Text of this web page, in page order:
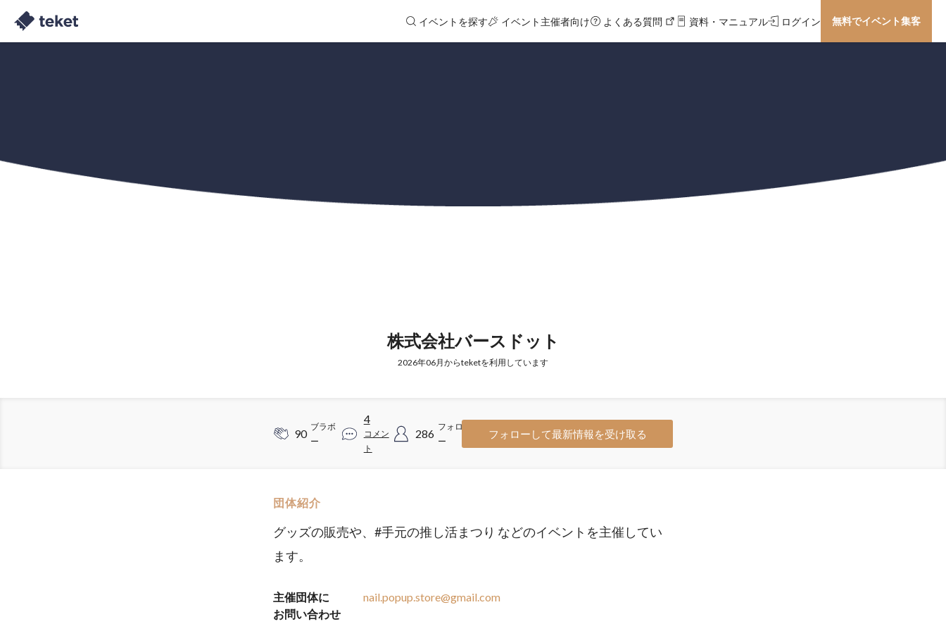
イベントを探す イベント主催者向け よくある質問 資料・マニュアル ログイン 無料でイベント集客
株式会社バースドット
2026年06月からteketを利用しています
90
ブラボ
ー
4
コメン
ト
286
フォロワ
ー
フォローして最新情報を受け取る
団体紹介
グッズの販売や、#手元の推し活まつり などのイベントを主催してい
ます。
主催団体に
お問い合わせ
nail.popup.store@gmail.com